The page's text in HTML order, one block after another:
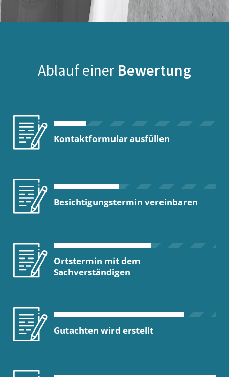
Ablauf einer Bewertung
Kontaktformular ausfüllen
Besichtigungstermin vereinbaren
Ortstermin mit dem
Sachverständigen
Gutachten wird erstellt